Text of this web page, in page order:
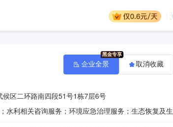
侯区二环路南四段51号1栋7层6号
企业全景 取消收藏